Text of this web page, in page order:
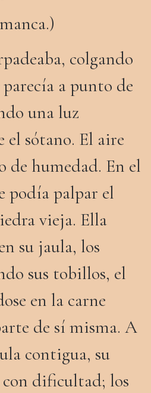
colgando
a punto de
una luz
el sótano. El aire
de humedad. En el
podía palpar el
vieja. Ella
su jaula, los
sus tobillos, el
en la carne
de sí misma. A
contigua, su
dificultad; los